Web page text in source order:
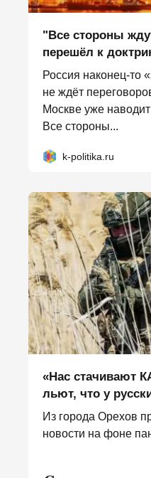
"Все стороны
перешёл к
Россия наконец-то
не ждёт
Москве уже
Все стороны...
k-politika.ru
«Нас стачивают
льют, что у
Из города Орехов
новости на фоне